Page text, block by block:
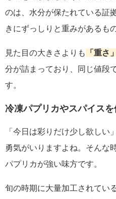
のは、水分が保たれている証
きにずっしりと重みがあるも
見た目の大きさよりも 「重さ
分が詰まっており、同じ値段
す。
冷凍パプリカやスパイス
「今日は彩りだけ少し欲しい
勇気がいりますよね。そんな
パプリカが強い味方です。
旬の時期に大量加工されてい